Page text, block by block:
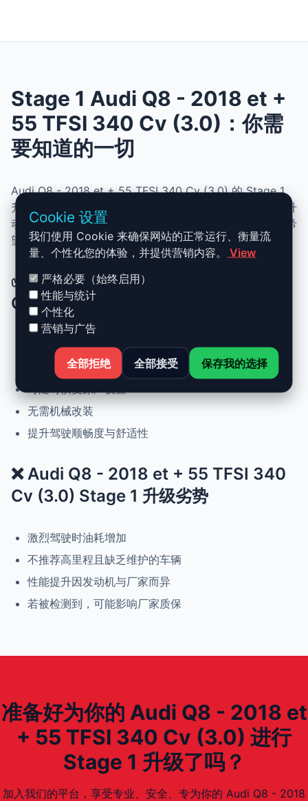
Stage 1 Audi Q8 - 2018 et +
55 TFSI 340 Cv (3.0)：你需
要知道的一切
Audi Q8 - 2018 et + 55 TFSI 340 Cv (3.0) 的 Stage 1
升级结合了性能、安全与简便性。无需机械改动，即可提升
动力、扭矩并优化油耗。非常适合追求更灵敏驾驶体验且希
望保持原厂可靠性的车主。
✅ Audi Q8 - 2018 et + 55 TFSI 340
Cv (3.0) Stage 1 升级优势
动力提升高达 +30%，扭矩提升 +25%
正常驾驶下优化油耗
可随时恢复原厂设置
无需机械改装
提升驾驶顺畅度与舒适性
❌ Audi Q8 - 2018 et + 55 TFSI 340
Cv (3.0) Stage 1 升级劣势
激烈驾驶时油耗增加
不推荐高里程且缺乏维护的车辆
性能提升因发动机与厂家而异
若被检测到，可能影响厂家质保
准备好为你的 Audi Q8 - 2018 et
+ 55 TFSI 340 Cv (3.0) 进行
Stage 1 升级了吗？
加入我们的平台，享受专业、安全、专为你的 Audi Q8 - 2018
Cookie 设置
我们使用 Cookie 来确保网站的正常运行、衡量流
量、个性化您的体验，并提供营销内容。
View
严格必要（始终启用）
性能与统计
个性化
营销与广告
全部拒绝 全部接受 保存我的选择